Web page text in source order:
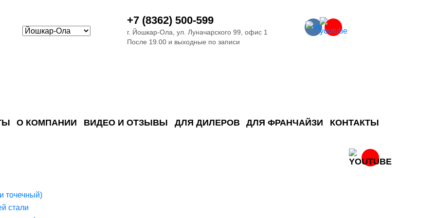
+7 (8362) 500-599
г. Йошкар-Ола, ул. Луначарского 99, офис 1
После 19.00 и выходные по записи
О КОМПАНИИ ВИДЕО И ОТЗЫВЫ ДЛЯ ДИЛЕРОВ ДЛЯ ФРАНЧАЙЗИ КОНТАКТЫ
точечный)
стали